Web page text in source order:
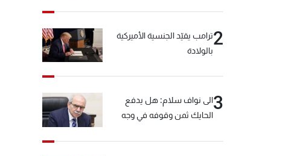
2ترامب يقيّد الجنسية الأميركية
بالولادة
3الى نواف سلام: هل يدفع
الحايك ثمن وقوفه في وجه